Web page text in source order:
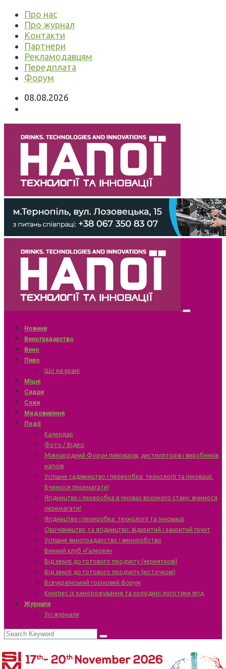
Про нас
Про журнал
Контакти
Партнери
Рекламодавцям
Передплата
Форум
08.08.2026
Новини
Виноградарство
Вино
Пиво
Що на крані
Міцні
Сидри
Соки
Медоваріння
Події
Календар
Фото / Відео
Міжнародний Форум пивоварів, дистиляторів і виробників
напоїв
Успішне садівництво і переробка: технології та інновації.
Вчимося перемагати!
Ягідництво і переробка в умовах воєнного стану: вчимося
перемагати!
Ягідництво і переробка: технології та інновації
Овочівництво та ягідництво: відкритий і закритий ґрунт
Успішне виноградарство і виноробство
Винний клуб «Галерея»
Від землі до готового продукту (зерняткові)
Від землі до готового продукту (кісточкові)
Всеукраїнський горіховий форум
Конгрес із заморожування та холодної логістики ягід
Журнали
Усі журнали